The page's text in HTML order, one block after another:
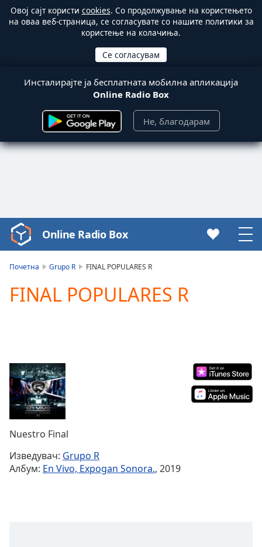
Овој сајт користи cookies. Со продолжување на користењето
на оваа веб-страница, се согласувате со нашите политики за
користење на колачиња.
Инсталирајте ја бесплатната мобилна апликација
Online Radio Box
Не, благодарам
Video
Player
Play
Video
Mute
Current
Time0:00
Duration-:-
Loaded:
Stream
TypeLIVE
Online Radio Box
Почетна Grupo R FINAL POPULARES R
FINAL POPULARES R
Nuestro Final
Изведувач: Grupo R
Албум: En Vivo, Expogan Sonora., 2019